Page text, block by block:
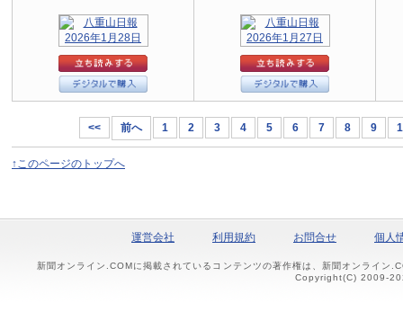
<< 前へ 1 2 3 4 5 6 7 8 9
↑このページのトップへ
運営会社 利用規約 お問合せ 個人
新聞オンライン.COMに掲載されているコンテンツの著作権は、新聞オンライン
Copyright(C) 2009-